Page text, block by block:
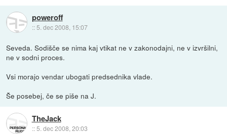
poweroff
:: 5. dec 2008, 15:07
Seveda. Sodišče se nima kaj vtikat ne v zakonodajni, ne v izvršilni,
ne v sodni proces.
Vsi morajo vendar ubogati predsednika vlade.
Še posebej, če se piše na J.
TheJack
::5. dec 2008, 20:03